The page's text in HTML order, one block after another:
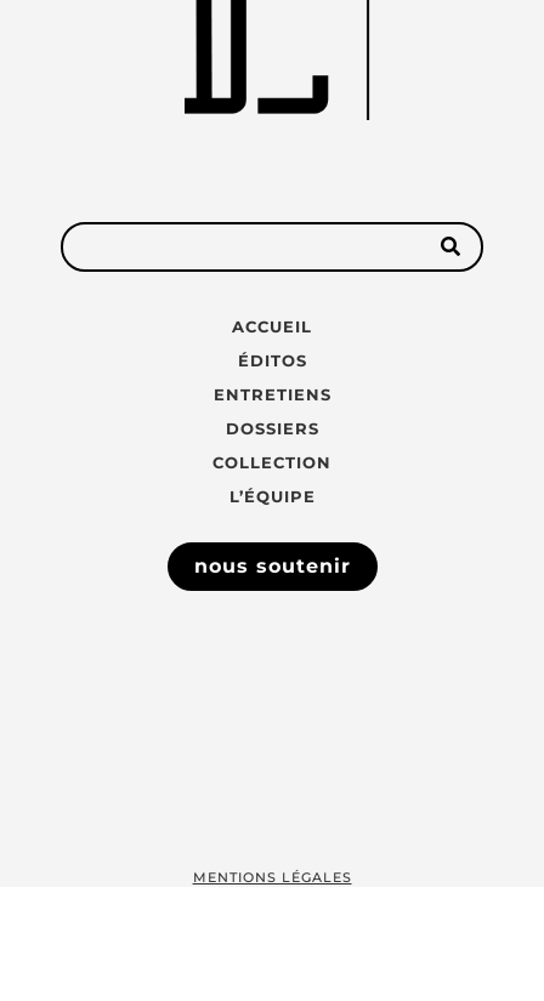
ACCUEIL
ÉDITOS
ENTRETIENS
DOSSIERS
COLLECTION
L’ÉQUIPE
nous soutenir
MENTIONS LÉGALES